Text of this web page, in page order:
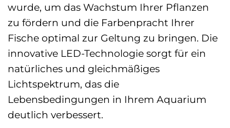
wurde, um das Wachstum Ihrer Pflanzen
zu fördern und die Farbenpracht Ihrer
Fische optimal zur Geltung zu bringen. Die
innovative LED-Technologie sorgt für ein
natürliches und gleichmäßiges
Lichtspektrum, das die
Lebensbedingungen in Ihrem Aquarium
deutlich verbessert.